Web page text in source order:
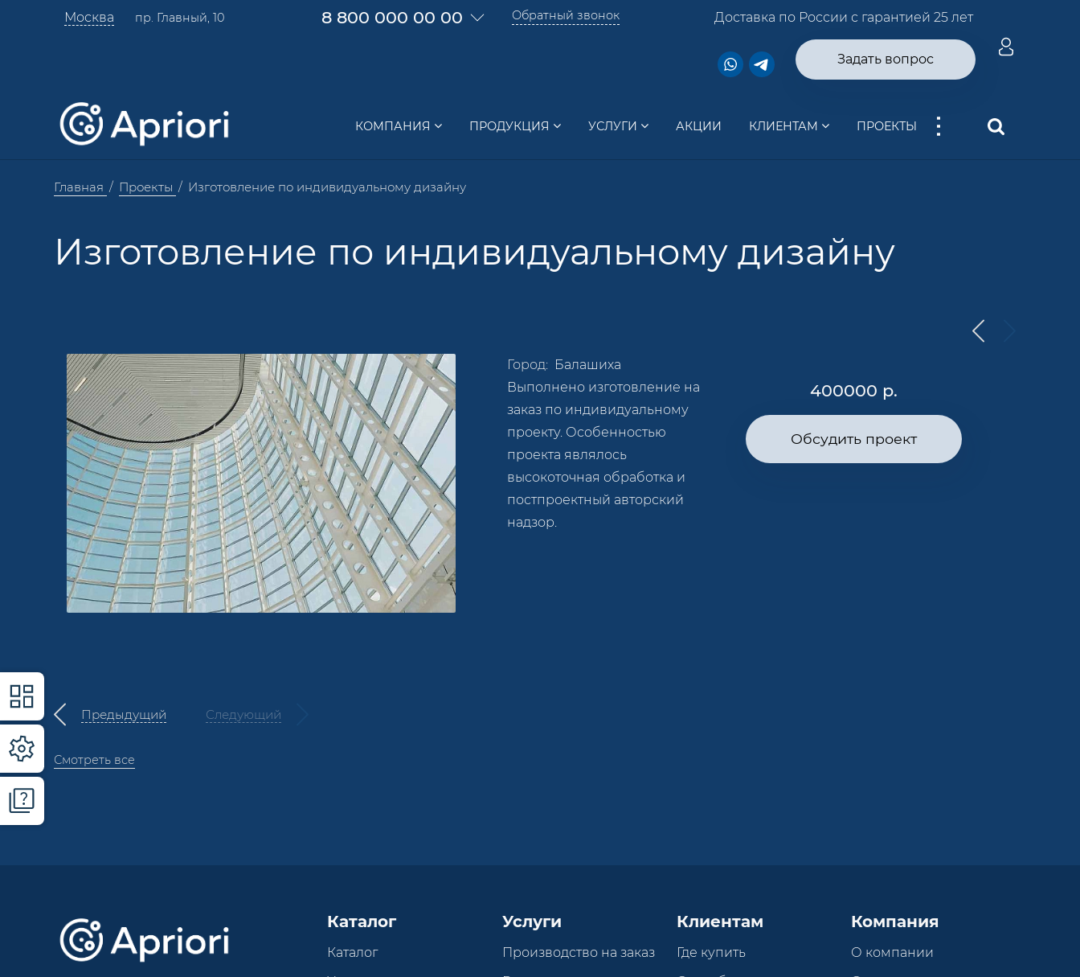
Москва пр. Главный, 10 8 800 000 00 00 Обратный звонок Доставка по России с гарантией 25 лет
Задать вопрос
КОМПАНИЯ ПРОДУКЦИЯ УСЛУГИ АКЦИИ КЛИЕНТАМ ПРОЕКТЫ ...
Главная Проекты Изготовление по индивидуальному дизайну
Изготовление по индивидуальному дизайну
400000 р.
Обсудить проект
Город: Балашиха
Выполнено изготовление на
заказ по индивидуальному
проекту. Особенностью
проекта являлось
высокоточная обработка и
постпроектный авторский
надзор.
Предыдущий Следующий
Смотреть все
Каталог
Каталог
Услуги
Производство на заказ
Клиентам
Где купить
Компания
О компании